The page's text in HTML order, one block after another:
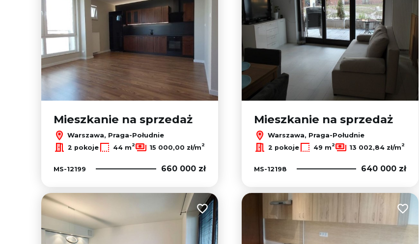
Mieszkanie na sprzedaż
Warszawa, Praga-Południe
2 pokoje 44 m2 15 000,00 zł/m2
MS-12199 660 000 zł
Mieszkanie na sprzedaż
Warszawa, Praga-Południe
2 pokoje 49 m2 13 002,84 zł/m2
MS-12198 640 000 zł
Dodaj do ulubionych